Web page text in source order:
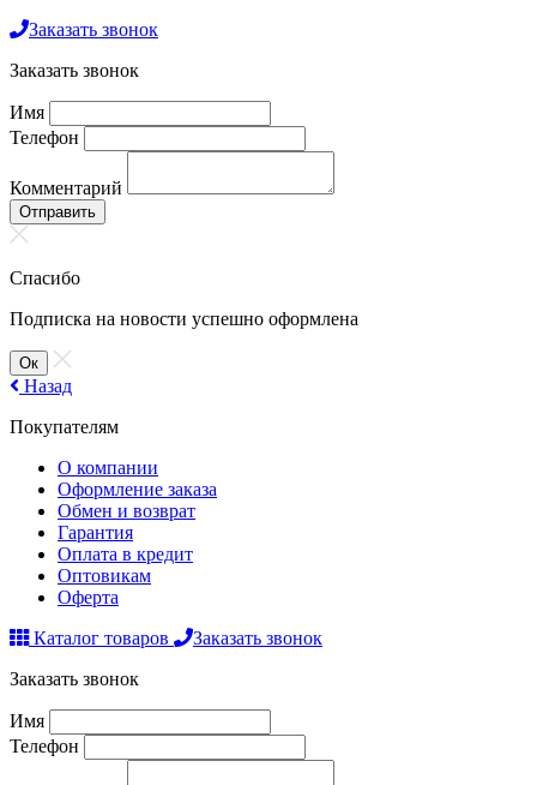
Заказать звонок
Заказать звонок
Имя
Телефон
Комментарий
Отправить
Спасибо
Подписка на новости успешно оформлена
Ок
Назад
Покупателям
О компании
Оформление заказа
Обмен и возврат
Гарантия
Оплата в кредит
Оптовикам
Оферта
Каталог товаров
Заказать звонок
Заказать звонок
Имя
Телефон